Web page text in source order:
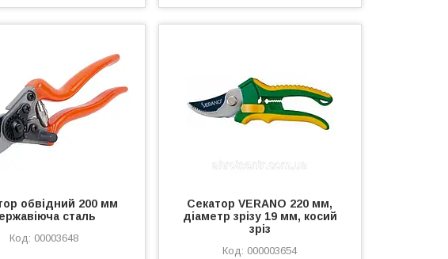
обвідний 200 мм
сталь
00003648
Секатор VERANO 220 мм,
діаметр зрізу 19 мм, косий
зріз
000003654